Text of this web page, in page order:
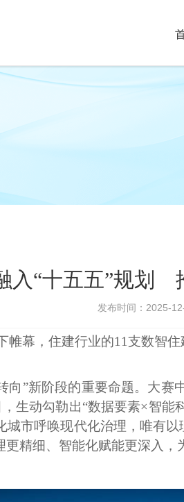
入“十五五”规划
发布时间：2025-
帷幕，住建行业的11支数智
向”新阶段的重要命题。大赛
生动勾勒出“数据要素×智
城市呼唤现代化治理，唯有
精细、智能化赋能更深入，